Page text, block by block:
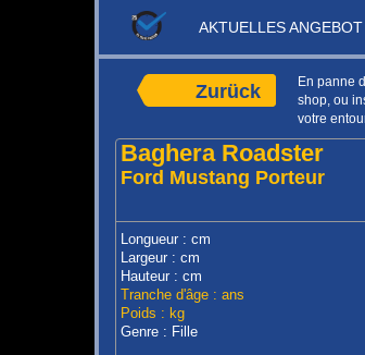
AKTUELLES ANGEBOT
Zurück
En panne
shop, ou
votre
Baghera Roadster
Ford Mustang Porteur
Longueur : cm
Largeur : cm
Hauteur : cm
Tranche d'âge : ans
Poids : kg
Genre : Fille